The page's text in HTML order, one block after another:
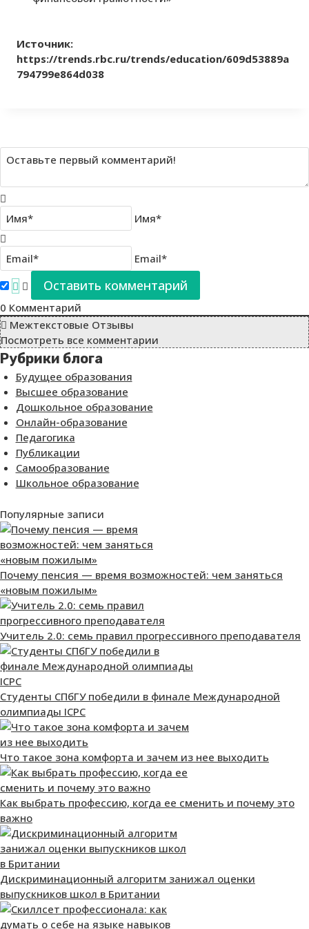
Источник:
https://trends.rbc.ru/trends/education/609d53889a
794799e864d038
Имя*
Email*
0 Комментарий
Межтекстовые Отзывы
Посмотреть все комментарии
Рубрики блога
Будущее образования
Высшее образование
Дошкольное образование
Онлайн-образование
Педагогика
Публикации
Самообразование
Школьное образование
Популярные записи
Почему пенсия — время возможностей: чем заняться
«новым пожилым»
Учитель 2.0: семь правил прогрессивного преподавателя
Студенты СПбГУ победили в финале Международной
олимпиады ICPC
Что такое зона комфорта и зачем из нее выходить
Как выбрать профессию, когда ее сменить и почему это
важно
Дискриминационный алгоритм занижал оценки
выпускников школ в Британии